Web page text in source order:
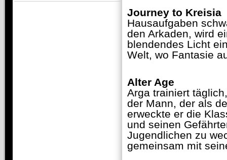
Journey to Kreisia
Hausaufgaben
den Arkaden, wird
blendendes Licht
Welt, wo Fantasie
Alter Age
Arga trainiert
der Mann, der als
erweckte er die
und seinen
Jugendlichen zu
gemeinsam mit